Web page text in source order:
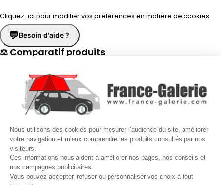
Nous utilisons des cookies pour mesurer l’audience du site, améliorer
votre navigation et mieux comprendre les produits consultés par nos
visiteurs.
Ces informations nous aident à améliorer nos pages, nos conseils et
nos campagnes publicitaires.
Vous pouvez accepter, refuser ou personnaliser vos choix à tout
Cliquez-ici pour modifier vos préférences en matière de cookies
💬Besoin d'aide ?
⚖ Comparatif produits
📋 Fiche technique
Demander un rappel
Nos conseillers vous rappellent duLundi au Vendredide8h30 à
17h30.
Nom* Prénom*